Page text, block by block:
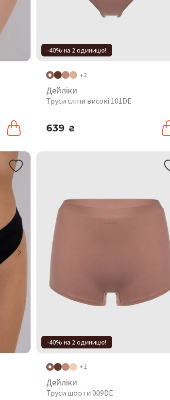
-40% на 2 одиницю!
+2
Дейліки
Труси сліпи високі 101DE
639 ₴
-40% на 2 одиницю!
+2
Дейліки
Труси шорти 009DE